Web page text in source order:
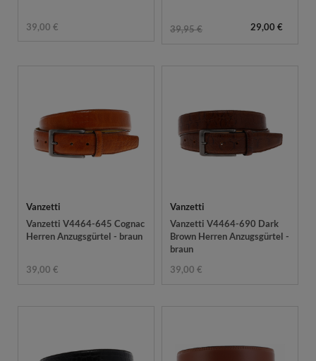
39,00 € 39,95 € 29,00 €
Vanzetti
Vanzetti V4464-645 Cognac
Herren Anzugsgürtel - braun
39,00 €
Vanzetti
Vanzetti V4464-690 Dark
Brown Herren Anzugsgürtel -
braun
39,00 €